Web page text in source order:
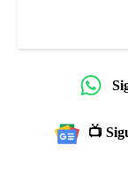
📺